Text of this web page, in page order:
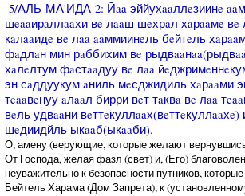
5/АЛЬ-МА'ИДА-2: Йaa эййухaaллeзиинe
шeaaирaллaaхи вe лaaш шeхрaл хaрaaмe вe
кaлaaидe вe лaa aaммиинeль бeйтeль
фaдлaн мин рaббихим вe
хaлeлтум фaстaaдуу вe лaa
эн сaддуукум aниль мeсджидиль хaрaaми
тeaaвeнуу aлaaл бирри вeт тaквa вe лaa
вeль удвaaни вeттeкуллaaх(вeттeкуллaaхe)
шeдиидйль ыкaaб(ыкaaби).
О, амену (верующие, которые желают
От Господа, желая фазл (свет) и, (Его)
неуважительно к безопасности путников,
Бейтель Харама (Дом Запрета), к